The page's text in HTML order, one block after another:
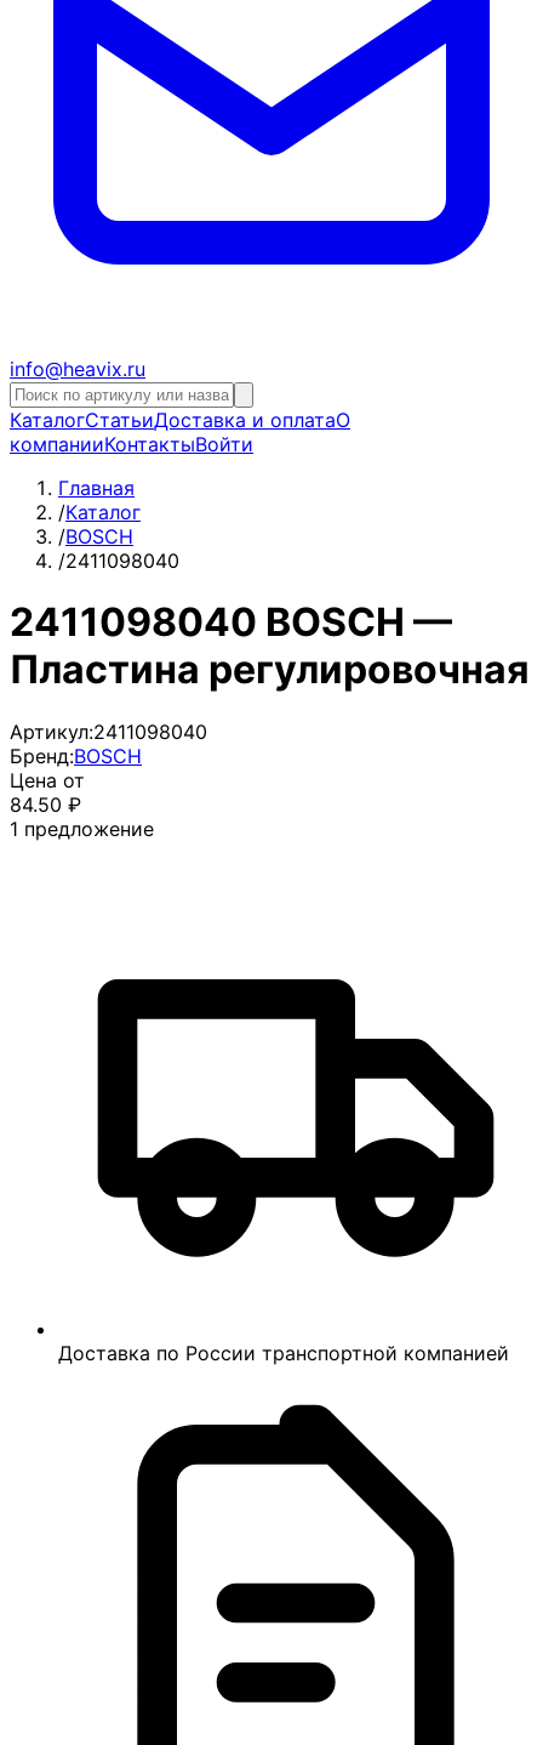
info@heavix.ru
КаталогСтатьиДоставка и оплатаО
компанииКонтактыВойти
Главная
/Каталог
/BOSCH
/2411098040
2411098040 BOSCH —
Пластина регулировочная
Артикул:2411098040
Бренд:BOSCH
Цена от
84.50 ₽
1 предложение
Доставка по России транспортной компанией